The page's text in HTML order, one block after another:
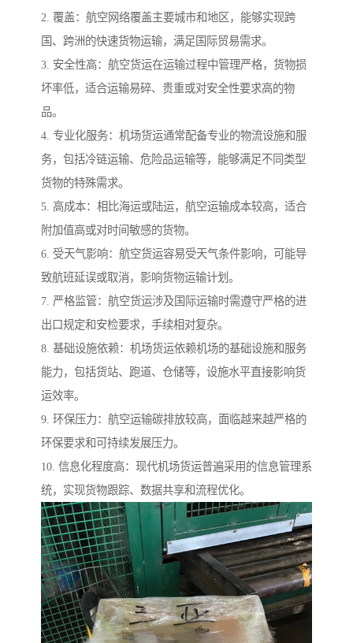
2. 覆盖：航空网络覆盖主要城市和地区，能够实现跨
国、跨洲的快速货物运输，满足国际贸易需求。
3. 安全性高：航空货运在运输过程中管理严格，货物损
坏率低，适合运输易碎、贵重或对安全性要求高的物
品。
4. 专业化服务：机场货运通常配备专业的物流设施和服
务，包括冷链运输、危险品运输等，能够满足不同类型
货物的特殊需求。
5. 高成本：相比海运或陆运，航空运输成本较高，适合
附加值高或对时间敏感的货物。
6. 受天气影响：航空货运容易受天气条件影响，可能导
致航班延误或取消，影响货物运输计划。
7. 严格监管：航空货运涉及国际运输时需遵守严格的进
出口规定和安检要求，手续相对复杂。
8. 基础设施依赖：机场货运依赖机场的基础设施和服务
能力，包括货站、跑道、仓储等，设施水平直接影响货
运效率。
9. 环保压力：航空运输碳排放较高，面临越来越严格的
环保要求和可持续发展压力。
10. 信息化程度高：现代机场货运普遍采用的信息管理系
统，实现货物跟踪、数据共享和流程优化。